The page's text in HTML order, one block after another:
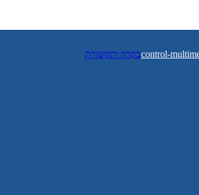
בקרה ותקשורת